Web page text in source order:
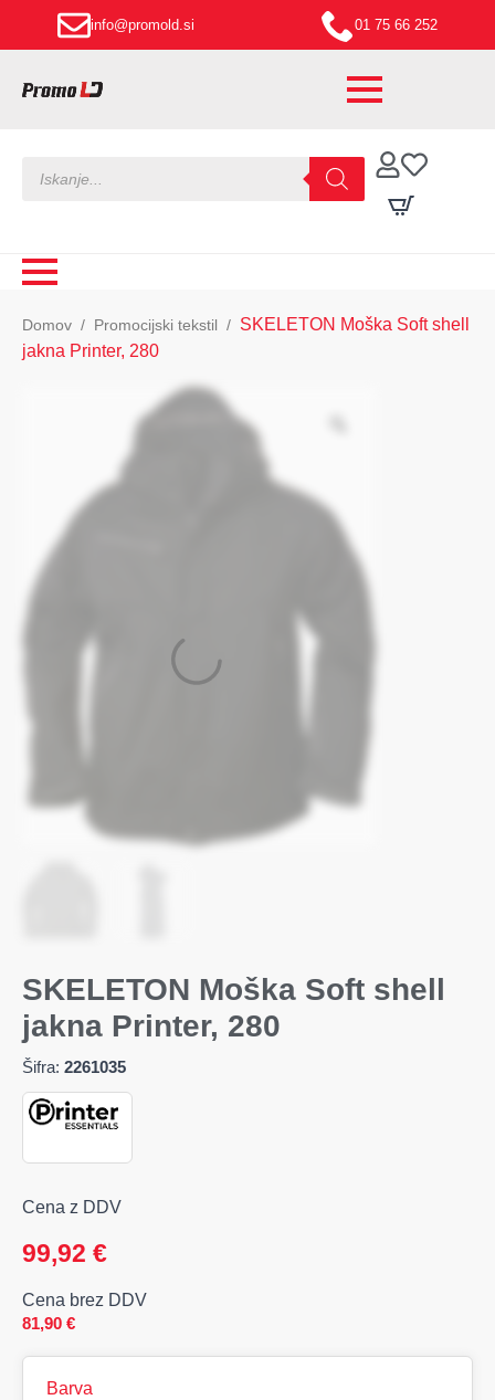
info@promold.si 01 75 66 252
search
Domov Promocijski tekstil
SKELETON Moška Soft shell
jakna Printer, 280
SKELETON Moška Soft shell
jakna Printer, 280
Šifra: 2261035
Cena z DDV
99,92 €
Cena brez DDV
81,90 €
Barva